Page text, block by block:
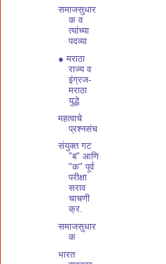
समाजसुधार
क व
त्यांच्या
पदव्या
● मराठा
राज्य व
इंग्रज-
मराठा
युद्धे
महत्वाचे
प्रश्नसंच
संयुक्त गट
"ब" आणि
"क" पूर्व
परीक्षा
सराव
चाचणी
क्र.
समाजसुधार
क
भारत